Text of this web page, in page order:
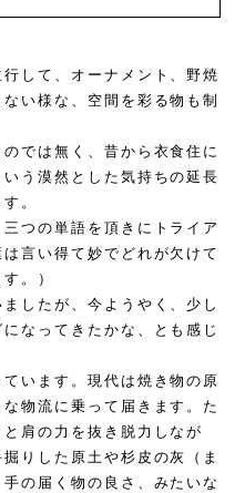
して、オーナメント、野焼
い様な、空間を彩る物も制
では無く、昔から衣食住に
う漠然とした気持ちの延長
。
つの単語を頂きにトライア
言い得て妙でどれが欠けて
。）
したが、今ようやく、少し
なってきたかな、とも感じ
います。現代は焼き物の原
物流に乗って届きます。た
肩の力を抜き脱力しなが
りした原土や杉皮の灰（ま
の届く物の良さ、みたいな